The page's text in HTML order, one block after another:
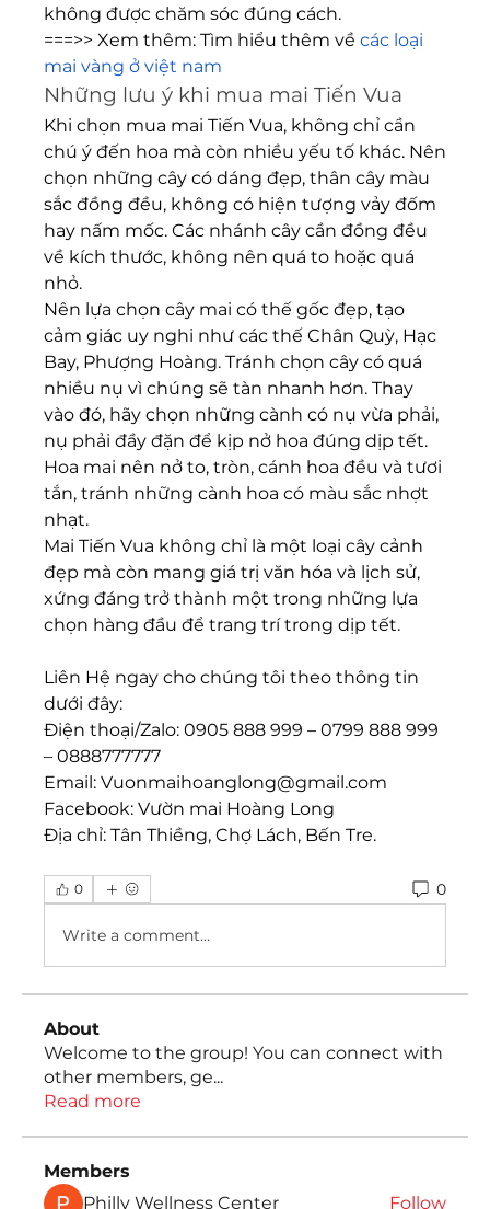
không được chăm sóc đúng cách.
===>> Xem thêm: Tìm hiểu thêm về các loại
mai vàng ở việt nam
Những lưu ý khi mua mai Tiến Vua
Khi chọn mua mai Tiến Vua, không chỉ cần
chú ý đến hoa mà còn nhiều yếu tố khác. Nên
chọn những cây có dáng đẹp, thân cây màu
sắc đồng đều, không có hiện tượng vảy đốm
hay nấm mốc. Các nhánh cây cần đồng đều
về kích thước, không nên quá to hoặc quá
nhỏ.
Nên lựa chọn cây mai có thế gốc đẹp, tạo
cảm giác uy nghi như các thế Chân Quỳ, Hạc
Bay, Phượng Hoàng. Tránh chọn cây có quá
nhiều nụ vì chúng sẽ tàn nhanh hơn. Thay
vào đó, hãy chọn những cành có nụ vừa phải,
nụ phải đầy đặn để kịp nở hoa đúng dịp tết.
Hoa mai nên nở to, tròn, cánh hoa đều và tươi
tắn, tránh những cành hoa có màu sắc nhợt
nhạt.
Mai Tiến Vua không chỉ là một loại cây cảnh
đẹp mà còn mang giá trị văn hóa và lịch sử,
xứng đáng trở thành một trong những lựa
chọn hàng đầu để trang trí trong dịp tết.
Liên Hệ ngay cho chúng tôi theo thông tin
dưới đây:
Điện thoại/Zalo: 0905 888 999 – 0799 888 999
– 0888777777
Email: Vuonmaihoanglong@gmail.com
Facebook: Vườn mai Hoàng Long
Địa chỉ: Tân Thiềng, Chợ Lách, Bến Tre.
0 0
Write a comment...
About
Welcome to the group! You can connect with
other members, ge...
Read more
Members
Philly Wellness Center
Follow